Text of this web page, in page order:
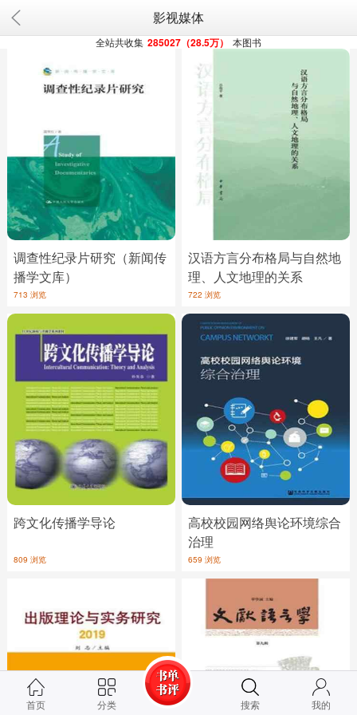
影视媒体
全站共收集 285027（28.5万） 本图书
调查性纪录片研究（新闻传
播学文库）
713 浏览
汉语方言分布格局与自然地
理、人文地理的关系
722 浏览
跨文化传播学导论
809 浏览
高校校园网络舆论环境综合
治理
659 浏览
首页 分类 搜索 我的